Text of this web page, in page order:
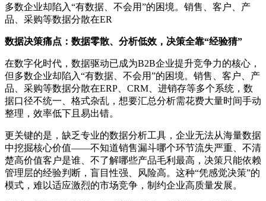
多数企业却陷入“有数据、不会用”的困境。销售、客户、产
品、采购等数据分散在ER
数据决策痛点：数据零散、分析低效，决策全靠“经验猜”
在数字化时代，数据驱动已成为B2B企业提升竞争力的核心，
但多数企业却陷入“有数据、不会用”的困境。销售、客户、产
品、采购等数据分散在ERP、CRM、进销存等多个系统，数
据口径不统一、格式杂乱，想要汇总分析需花费大量时间手动
整理，效率低下且易出错。
更关键的是，缺乏专业的数据分析工具，企业无法从海量数据
中挖掘核心价值——不知道销售漏斗哪个环节流失严重、不清
楚高价值客户是谁、不了解哪些产品毛利最高，决策只能依赖
管理层的经验判断，盲目性强、风险高。这种“凭感觉决策”的
模式，难以适应激烈的市场竞争，制约企业高质量发展。